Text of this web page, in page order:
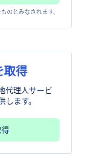
のとみなされます。
取得
代理人サービ
ます。